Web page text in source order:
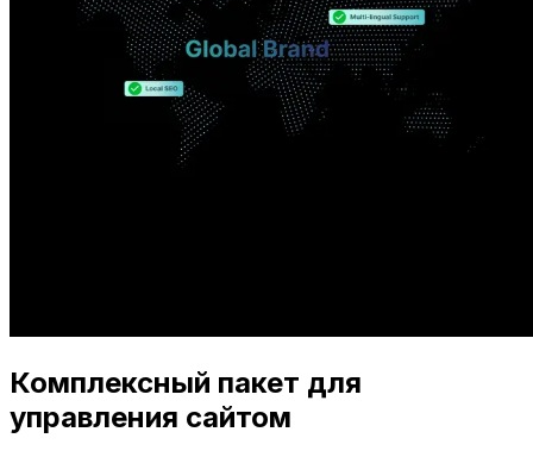
Комплексный пакет для
управления сайтом